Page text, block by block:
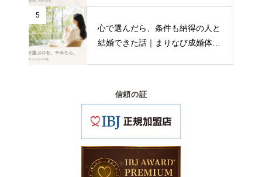
5
心で選んだら、条件も納得の人と
結婚できた話｜まりなび成婚体験
信頼の証